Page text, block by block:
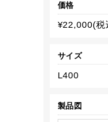
価格
¥22,000(税
サイズ
L400
製品図